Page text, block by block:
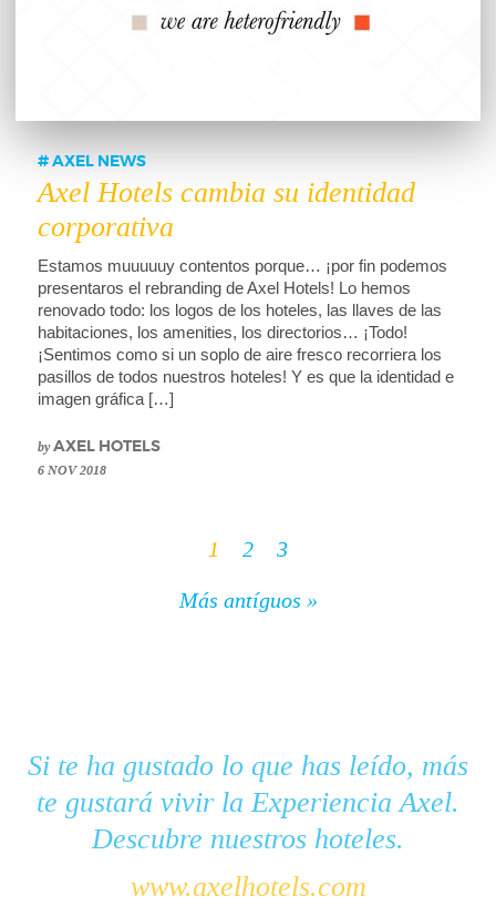
AXEL NEWS
Axel Hotels cambia su identidad
corporativa
Estamos muuuuuy contentos porque… ¡por fin podemos
presentaros el rebranding de Axel Hotels! Lo hemos
renovado todo: los logos de los hoteles, las llaves de las
habitaciones, los amenities, los directorios… ¡Todo!
¡Sentimos como si un soplo de aire fresco recorriera los
pasillos de todos nuestros hoteles! Y es que la identidad e
imagen gráfica […]
byAXEL HOTELS
6 NOV 2018
1 2
3
Más antíguos »
Si te ha gustado lo que has leído, más
te gustará vivir la Experiencia Axel.
Descubre nuestros hoteles.
www.axelhotels.com